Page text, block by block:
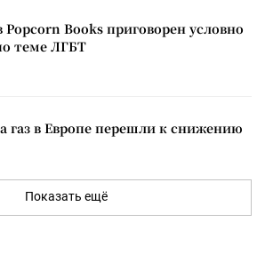
Popcorn Books приговорен условно
теме ЛГБТ
газ в Европе перешли к снижению
Показать ещё